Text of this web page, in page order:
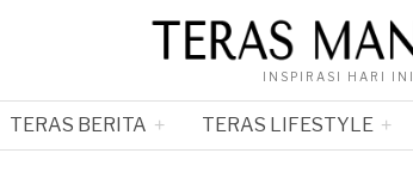
INSPIRASI HARI INI
TERAS BERITA TERAS LIFESTYLE